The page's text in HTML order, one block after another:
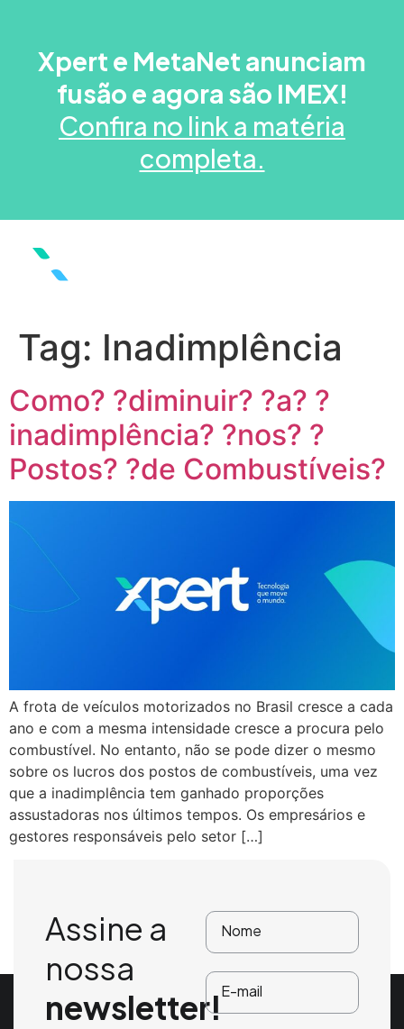
Xpert e MetaNet anunciam
fusão e agora são IMEX!
Confira no link a matéria
completa.
Tag: Inadimplência
Como? ?diminuir? ?a? ?
inadimplência? ?nos? ?
Postos? ?de Combustíveis?
A frota de veículos motorizados no Brasil cresce a cada
ano e com a mesma intensidade cresce a procura pelo
combustível. No entanto, não se pode dizer o mesmo
sobre os lucros dos postos de combustíveis, uma vez
que a inadimplência tem ganhado proporções
assustadoras nos últimos tempos. Os empresários e
gestores responsáveis pelo setor […]
Assine a
nossa
newsletter!